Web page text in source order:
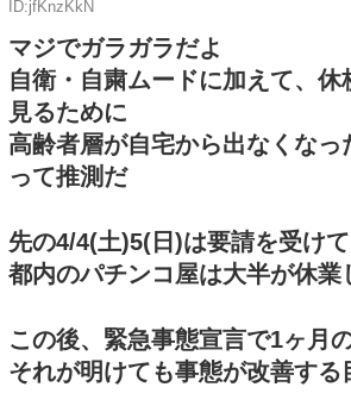
ID:jfKnzKkN
マジでガラガラだよ
自衛・自粛ムードに加えて、休
見るために
高齢者層が自宅から出なくなっ
って推測だ
先の4/4(土)5(日)は要請を受けて
都内のパチンコ屋は大半が休業
この後、緊急事態宣言で1ヶ月
それが明けても事態が改善する